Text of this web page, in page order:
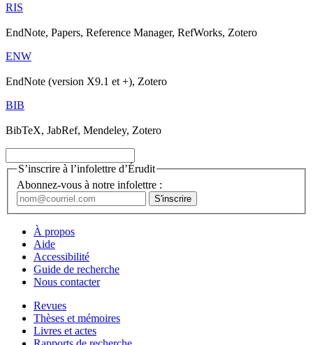
RIS
EndNote, Papers, Reference Manager, RefWorks, Zotero
ENW
EndNote (version X9.1 et +), Zotero
BIB
BibTeX, JabRef, Mendeley, Zotero
S’inscrire à l’infolettre d’Érudit
Abonnez-vous à notre infolettre :
À propos
Aide
Accessibilité
Guide de recherche
Nous contacter
Revues
Thèses et mémoires
Livres et actes